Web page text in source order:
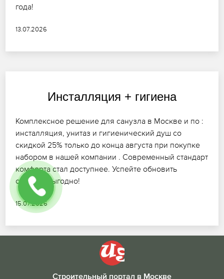
года!
13.07.2026
Инсталляция + гигиена
Комплексное решение для санузла в Москве и по :
инсталляция, унитаз и гигиенический душ со
скидкой 25% только до конца августа при покупке
набором в нашей компании . Современный стандарт
комфорта стал доступнее. Успейте обновить
санузел выгодно!
15.07.2026
Строительный портал в Москве